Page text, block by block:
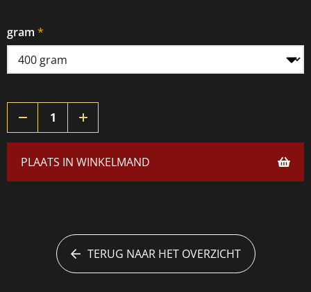
gram
PLAATS IN WINKELMAND
TERUG NAAR HET OVERZICHT